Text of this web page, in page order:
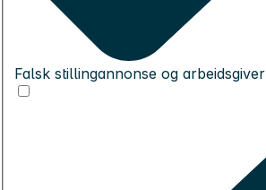
Falsk stillingannonse og arbeidsgiver